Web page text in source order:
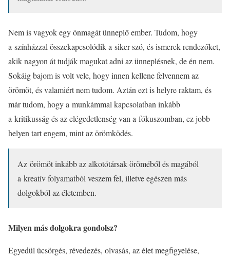
Nem is vagyok egy önmagát ünneplő ember. Tudom, hogy
a színházzal összekapcsolódik a siker szó, és ismerek rendezőket,
akik nagyon át tudják magukat adni az ünneplésnek, de én nem.
Sokáig bajom is volt vele, hogy innen kellene felvennem az
örömöt, és valamiért nem tudom. Aztán ezt is helyre raktam, és
már tudom, hogy a munkámmal kapcsolatban inkább
a kritikusság és az elégedetlenség van a fókuszomban, ez jobb
helyen tart engem, mint az örömködés.
Az örömöt inkább az alkotótársak öröméből és magából
a kreatív folyamatból veszem fel, illetve egészen más
dolgokból az életemben.
Milyen más dolgokra gondolsz?
Egyedül ücsörgés, révedezés, olvasás, az élet megfigyelése,